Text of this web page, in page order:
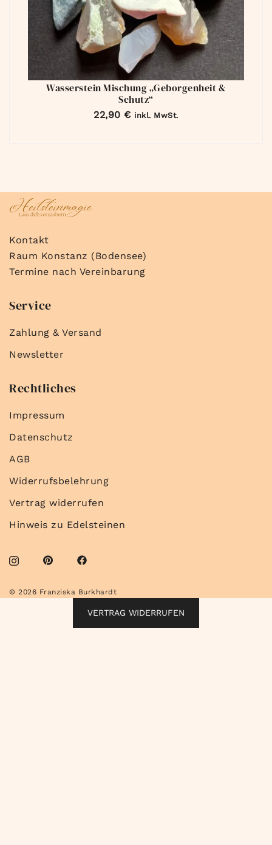
Wasserstein Mischung „Geborgenheit &
Schutz“
22,90 € inkl. MwSt.
Kontakt
Raum Konstanz (Bodensee)
Termine nach Vereinbarung
Service
Zahlung & Versand
Newsletter
Rechtliches
Impressum
Datenschutz
AGB
Widerrufsbelehrung
Vertrag widerrufen
Hinweis zu Edelsteinen
© 2026 Franziska Burkhardt
VERTRAG WIDERRUFEN